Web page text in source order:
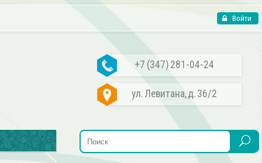
Войти
+7 (347) 281-04-24
ул. Левитана, д. 36/2